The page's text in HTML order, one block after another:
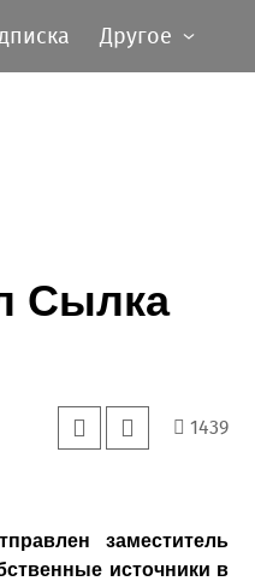
Другое
Сылка
1439
заместитель
источники в